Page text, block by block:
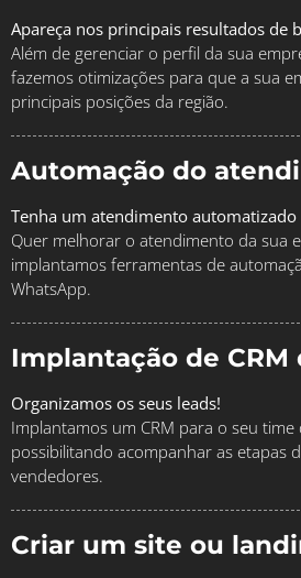
Apareça nos principais resultados de
Além de gerenciar o perfil da sua
fazemos otimizações para que a sua
principais posições da região.
Automação do
Tenha um atendimento automatizado
Quer melhorar o atendimento da sua
implantamos ferramentas de
WhatsApp.
Implantação de CRM
Organizamos os seus leads!
Implantamos um CRM para o seu time
possibilitando acompanhar as etapas
vendedores.
Criar um site ou